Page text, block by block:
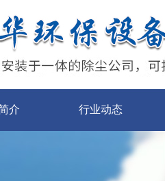
介 行业动态